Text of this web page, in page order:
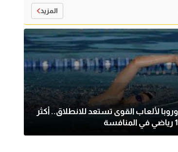
المزيد
لألعاب القوى تستعد للانطلاق.. أكثر